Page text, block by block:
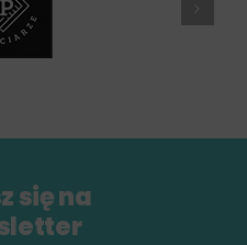
się na